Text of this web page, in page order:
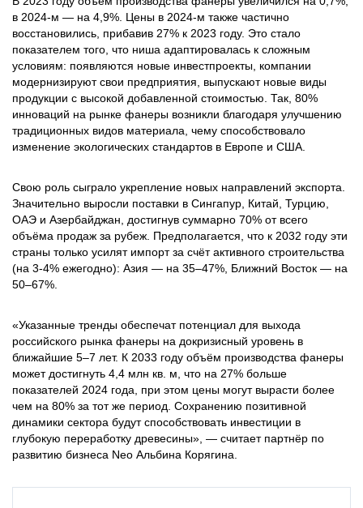
в 2024-м — на 4,9%. Цены в 2024-м также частично
восстановились, прибавив 27% к 2023 году. Это стало
показателем того, что ниша адаптировалась к сложным
условиям: появляются новые инвестпроекты, компании
модернизируют свои предприятия, выпускают новые виды
продукции с высокой добавленной стоимостью. Так, 80%
инноваций на рынке фанеры возникли благодаря улучшению
традиционных видов материала, чему способствовало
изменение экологических стандартов в Европе и США.
Свою роль сыграло укрепление новых направлений экспорта.
Значительно выросли поставки в Сингапур, Китай, Турцию,
ОАЭ и Азербайджан, достигнув суммарно 70% от всего
объёма продаж за рубеж. Предполагается, что к 2032 году эти
страны только усилят импорт за счёт активного строительства
(на 3-4% ежегодно): Азия — на 35–47%, Ближний Восток — на
50–67%.
«Указанные тренды обеспечат потенциал для выхода
российского рынка фанеры на докризисный уровень в
ближайшие 5–7 лет. К 2033 году объём производства фанеры
может достигнуть 4,4 млн кв. м, что на 27% больше
показателей 2024 года, при этом цены могут вырасти более
чем на 80% за тот же период. Сохранению позитивной
динамики сектора будут способствовать инвестиции в
глубокую переработку древесины», — считает партнёр по
развитию бизнеса Neo Альбина Корягина.